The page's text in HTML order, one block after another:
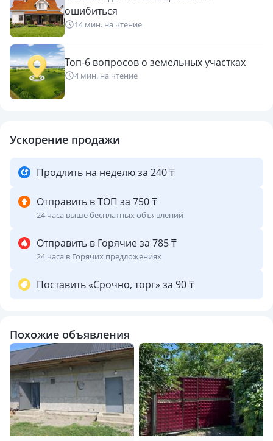
ошибиться
14 мин. на чтение
Топ-6 вопросов о земельных участках
4 мин. на чтение
Ускорение продажи
Продлить на неделю за 240 ₸
Отправить в ТОП за 750 ₸
24 часа выше бесплатных объявлений
Отправить в Горячие за 785 ₸
24 часа в Горячих предложениях
Поставить «Срочно, торг» за 90 ₸
Похожие объявления